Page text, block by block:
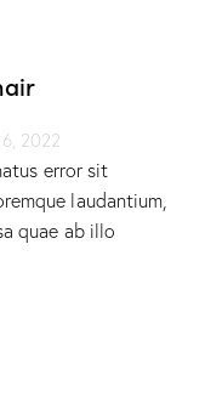
2022
error sit
laudantium,
quae ab illo